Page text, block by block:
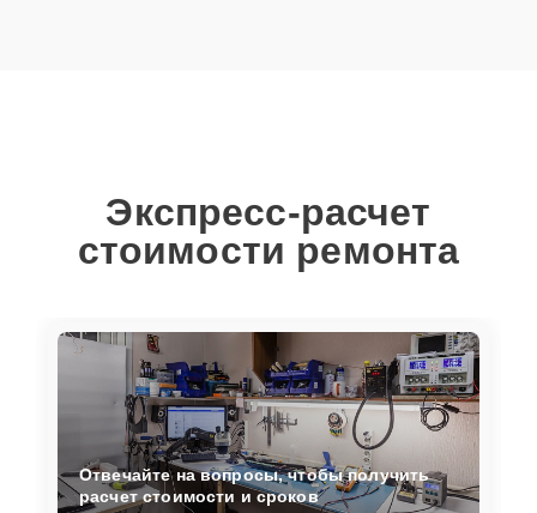
Экспресс-расчет
стоимости ремонта
Отвечайте на вопросы, чтобы получить
расчет стоимости и сроков